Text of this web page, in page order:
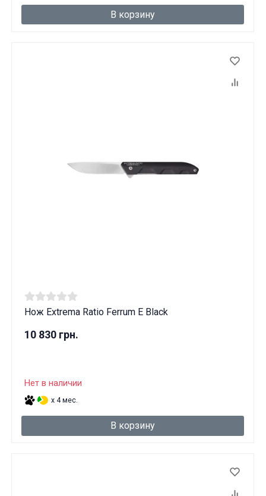
В корзину
Нож Extrema Ratio Ferrum E Black
10 830 грн.
Нет в наличии
x 4 мес.
В корзину